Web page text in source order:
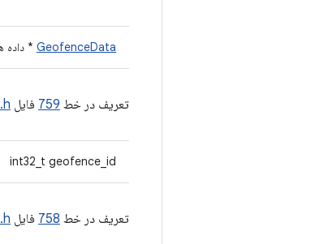
GeofenceData * داده
تعریف در خط 759 فایل
int32_t geofence_id
تعریف در خط 758 فایل